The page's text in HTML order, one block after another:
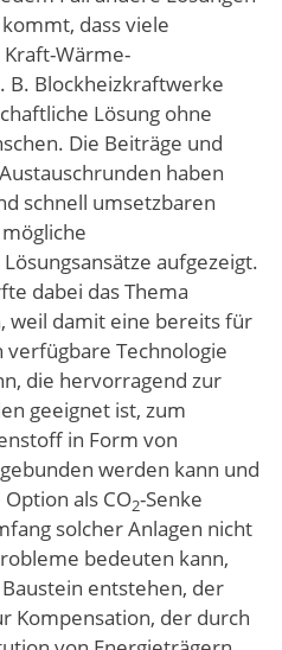
dass viele
Wärme-
B. Blockheizkraftwerke
Lösung ohne
Die Beiträge und
haben
schnell umsetzbaren
aufgezeigt.
dabei das Thema
weil damit eine bereits für
Technologie
die hervorragend zur
geeignet ist, zum
in Form von
werden kann und
als CO2-Senke
solcher Anlagen nicht
bedeuten kann,
entstehen, der
Kompensation, der durch